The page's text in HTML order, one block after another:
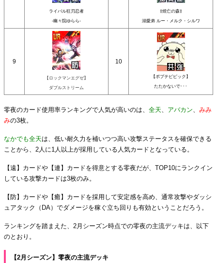
ライバル狂刃忍者
-幽々院ゆらら-
‡焼亡の森‡
溺愛弟 ルー・メルク・シルワ
9
【ロックマンエグゼ】
ダブルストリーム
10
【ポプテピピック】
たたかないで･･･
零夜のカード使用率ランキングで人気が高いのは、 全天、 アバカン、 みみ
みの3枚。
なかでも全天は、低い耐久力を補いつつ高い攻撃ステータスを確保できる
ことから、2人に1人以上が採用している人気カードとなっている。
【遠】カードや【連】カードを得意とする零夜だが、TOP10にランクイン
している攻撃カードは3枚のみ。
【防】カードや【癒】カードを採用して安定感を高め、通常攻撃やダッシ
ュアタック（DA）でダメージを稼ぐ立ち回りも有効ということだろう。
ランキングを踏まえた、2月シーズン時点での零夜の主流デッキは、以下
のとおり。
【2月シーズン】零夜の主流デッキ